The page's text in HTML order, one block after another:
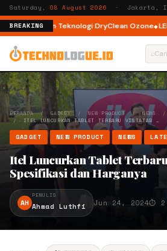
Saturday,08 August 2026 · Jakarta,
BREAKING
dengan Teknologi DryClean Ozone
⌕
BERANDA/ GADGET/NEW PRODUCT/NEWS
/ ITEL LUNCURKAN TABLET TERBARU VISTATAB …
GADGET NEW PRODUCT NEWS
Itel Luncurkan Tablet
Spesifikasi dan Harganya
AH
PENULIS
Ahmad Luthfi Jun 24, 2024⏱ 2